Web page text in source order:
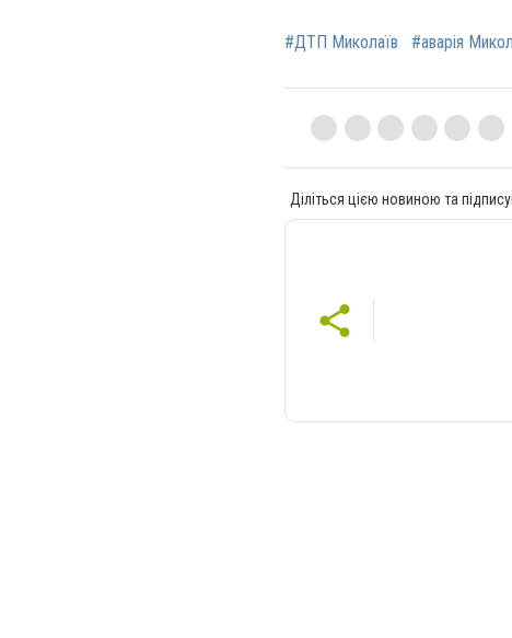
#ДТП Миколаїв #аварія
Діліться цією новиною та